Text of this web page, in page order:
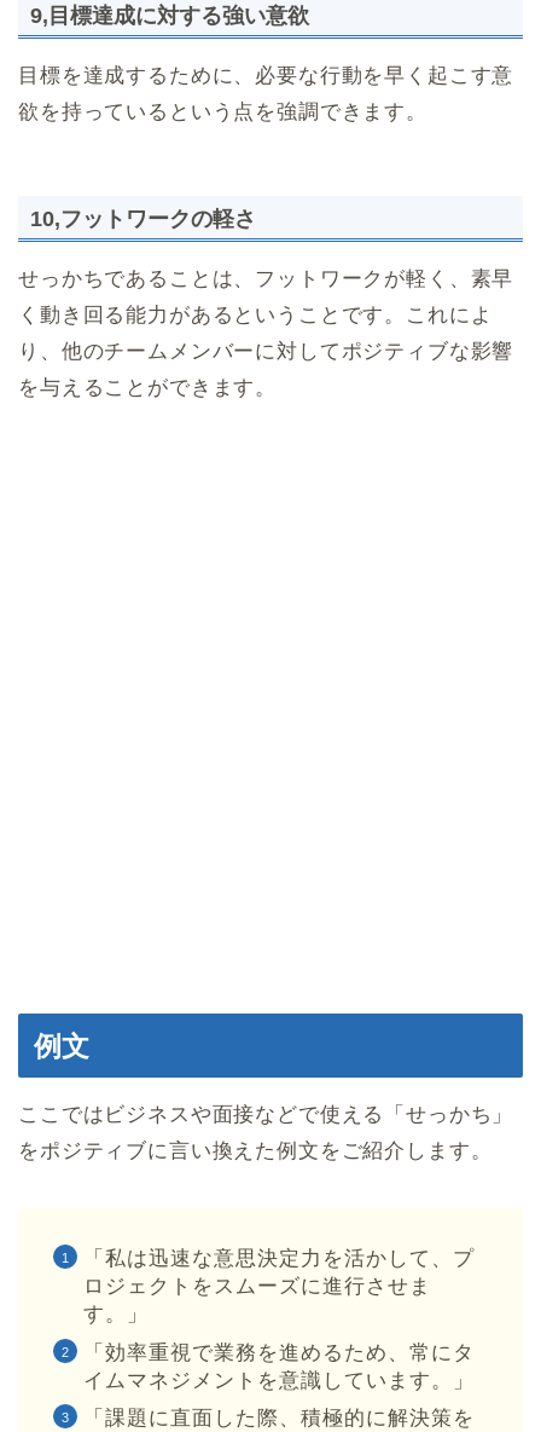
9,目標達成に対する強い意欲
目標を達成するために、必要な行動を早く起こす意
欲を持っているという点を強調できます。
10,フットワークの軽さ
せっかちであることは、フットワークが軽く、素早
く動き回る能力があるということです。これによ
り、他のチームメンバーに対してポジティブな影響
を与えることができます。
例文
ここではビジネスや面接などで使える「せっかち」
をポジティブに言い換えた例文をご紹介します。
「私は迅速な意思決定力を活かして、プ
ロジェクトをスムーズに進行させま
す。」
「効率重視で業務を進めるため、常にタ
イムマネジメントを意識しています。」
「課題に直面した際、積極的に解決策を